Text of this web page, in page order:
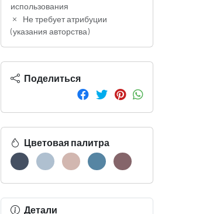
использования
Не требует атрибуции
(указания авторства)
Поделиться
Цветовая палитра
Детали